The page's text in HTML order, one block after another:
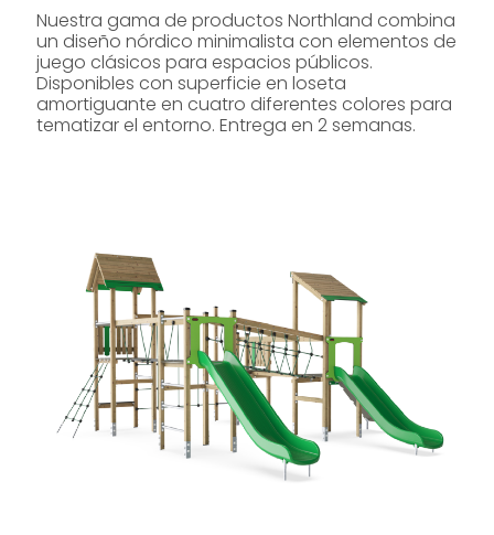
Nuestra gama de productos Northland combina
un diseño nórdico minimalista con elementos de
juego clásicos para espacios públicos.
Disponibles con superficie en loseta
amortiguante en cuatro diferentes colores para
tematizar el entorno. Entrega en 2 semanas.